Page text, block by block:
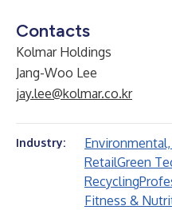
Contacts
Kolmar Holdings
Jang-Woo Lee
jay.lee@kolmar.co.kr
Industry:
RetailGreen
Recycling
Fitness &